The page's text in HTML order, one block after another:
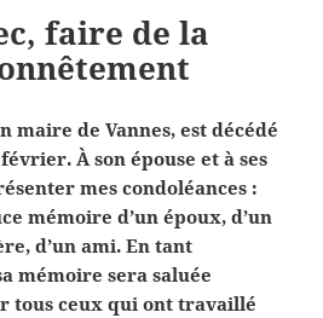
faire de la
maire de Vannes, est décédé
À son épouse et à ses
mes condoléances :
mémoire d’un époux, d’un
d’un ami. En tant
mémoire sera saluée
tous ceux qui ont travaillé